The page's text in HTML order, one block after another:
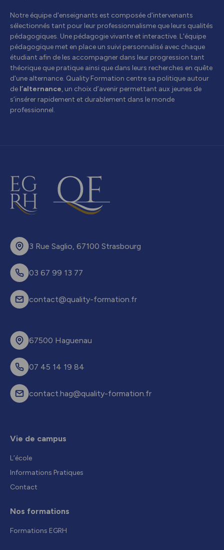
Notre équipe d'enseignants est composée d'intervenants
sélectionnés tant pour leur professionnalisme que leurs qualités
pédagogiques. Une pédagogie vivante et interactive. L'équipe
pédagogique met en place un suivi personnalisé avec chaque
étudiant afin de les accompagner dans leur progression tant
théorique que pratique ainsi que dans leurs recherches en quête
d'une alternance. Quality Formation centre sa politique autour
de l’alternance, un choix d’avenir permettant aux jeunes de
s’insérer rapidement et durablement dans le monde
professionnel.
3 Rue Saglio, 67100 Strasbourg
03 67 99 13 77
contact@quality-formation.fr
67500 Haguenau
07 45 14 19 84
contact.hag@quality-formation.fr
Vie de campus
L’école
Informations Pratiques
Contact
Nos formations
Formations EGRH